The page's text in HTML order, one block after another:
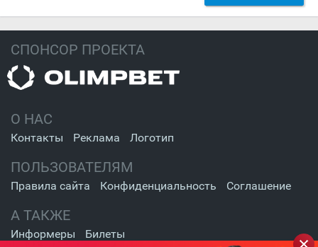
СПОНСОР ПРОЕКТА
О НАС
Контакты Реклама Логотип
ПОЛЬЗОВАТЕЛЯМ
Правила сайта Конфиденциальность Соглашение
А ТАКЖЕ
Информеры Билеты